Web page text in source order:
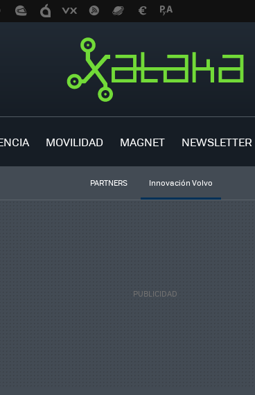
MOVILIDAD MAGNET NEWSLETTER
PARTNERS Innovación Volvo